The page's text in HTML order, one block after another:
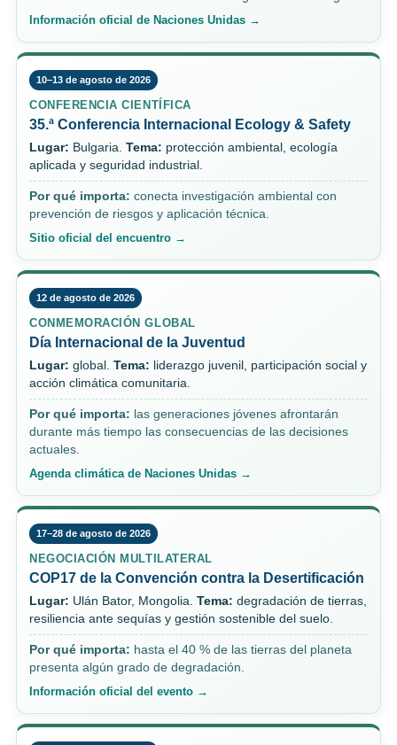
Información oficial de Naciones Unidas →
10–13 de agosto de 2026
CONFERENCIA CIENTÍFICA
35.ª Conferencia Internacional Ecology & Safety
Lugar: Bulgaria. Tema: protección ambiental, ecología
aplicada y seguridad industrial.
Por qué importa: conecta investigación ambiental con
prevención de riesgos y aplicación técnica.
Sitio oficial del encuentro →
12 de agosto de 2026
CONMEMORACIÓN GLOBAL
Día Internacional de la Juventud
Lugar: global. Tema: liderazgo juvenil, participación social y
acción climática comunitaria.
Por qué importa: las generaciones jóvenes afrontarán
durante más tiempo las consecuencias de las decisiones
actuales.
Agenda climática de Naciones Unidas →
17–28 de agosto de 2026
NEGOCIACIÓN MULTILATERAL
COP17 de la Convención contra la Desertificación
Lugar: Ulán Bator, Mongolia. Tema: degradación de tierras,
resiliencia ante sequías y gestión sostenible del suelo.
Por qué importa: hasta el 40 % de las tierras del planeta
presenta algún grado de degradación.
Información oficial del evento →